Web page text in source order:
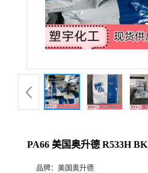
PA66 美国奥升德 R533H BK
品牌： 美国奥升德